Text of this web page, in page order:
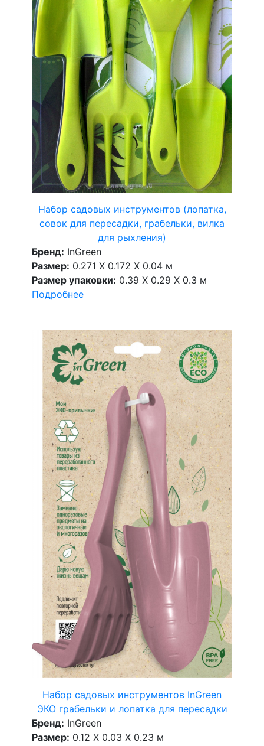
Набор садовых инструментов (лопатка,
совок для пересадки, грабельки, вилка
для рыхления)
Бренд: InGreen
Размер: 0.271 X 0.172 X 0.04 м
Размер упаковки: 0.39 X 0.29 X 0.3 м
Подробнее
Набор садовых инструментов InGreen
ЭКО грабельки и лопатка для пересадки
Бренд: InGreen
Размер: 0.12 X 0.03 X 0.23 м